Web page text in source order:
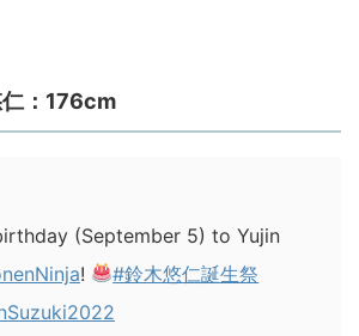
：176cm
(September 5) to Yujin
!
#鈴木悠仁誕生祭